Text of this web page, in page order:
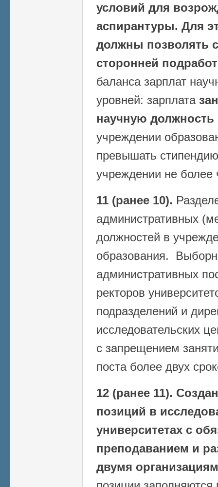
условий для
аспирантуры. Для
должны позволять
сторонней
баланса зарплат
уровней: зарплата
научную должность
учреждении
превышать
учреждении не
11 (ранее 10).
административных
должностей в
образования.
административных
ректоров
подразделений и
исследовательских
с запрещением
поста более двух
12 (ранее 11).
позиций в
университетах с
преподаванием и
двумя